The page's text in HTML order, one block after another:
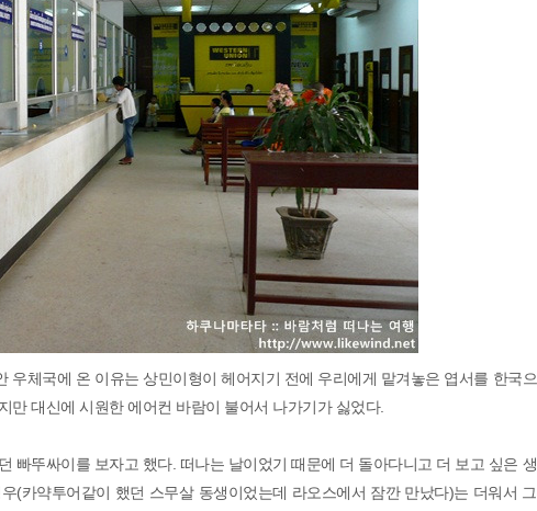
우체국에 온 이유는 상민이형이 헤어지기 전에 우리에게 맡겨놓은 엽서를 한국으
대신에 시원한 에어컨 바람이 불어서 나가기가 싫었다.
빠뚜싸이를 보자고 했다. 떠나는 날이었기 때문에 더 돌아다니고 더 보고 싶은 생
(카약투어같이 했던 스무살 동생이었는데 라오스에서 잠깐 만났다)는 더워서 그